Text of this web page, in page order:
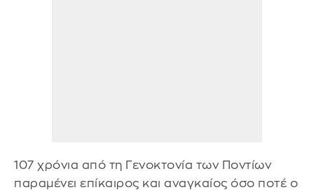
107 χρόνια από τη Γενοκτονία των Ποντίων
παραμένει επίκαιρος και αναγκαίος όσο ποτέ ο